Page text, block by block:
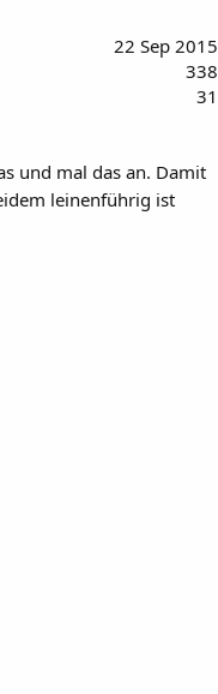
22 Sep 2015
338
31
und mal das an. Damit
leinenführig ist